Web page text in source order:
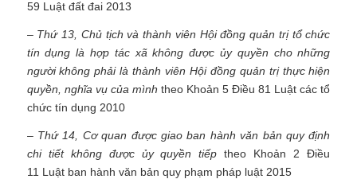
59 Luật đất đai 2013
– Thứ 13, Chủ tịch và thành viên Hội đồng quản trị tổ chức
tín dụng là hợp tác xã không được ủy quyền cho những
người không phải là thành viên Hội đồng quản trị thực hiện
quyền, nghĩa vụ của mình theo Khoản 5 Điều 81 Luật các tổ
chức tín dụng 2010
– Thứ 14, Cơ quan được giao ban hành văn bản quy định
chi tiết không được ủy quyền tiếptheo Khoản 2 Điều
11 Luật ban hành văn bản quy phạm pháp luật 2015